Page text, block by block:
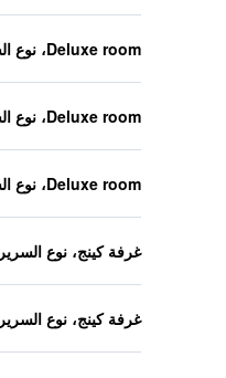
Deluxe room، نوع السرير غير معروف
Deluxe room، نوع السرير غير معروف
Deluxe room، نوع السرير غير معروف
غرفة كينج، نوع
غرفة كينج، نوع